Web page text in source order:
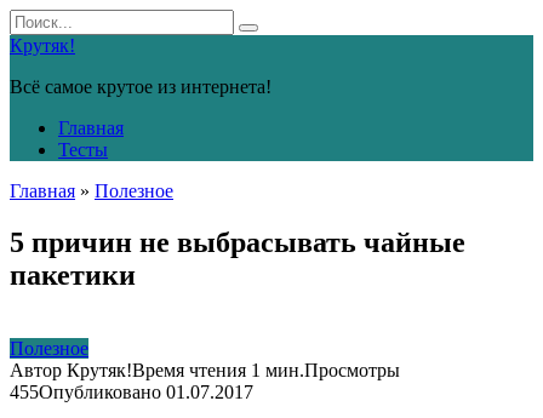
Перейти
к
контенту
Search
for:
Крутяк!
Всё самое крутое из интернета!
Главная
Тесты
Главная » Полезное
5 причин не выбрасывать чайные
пакетики
Полезное
Автор Крутяк!Время чтения 1 мин.Просмотры
455Опубликовано 01.07.2017